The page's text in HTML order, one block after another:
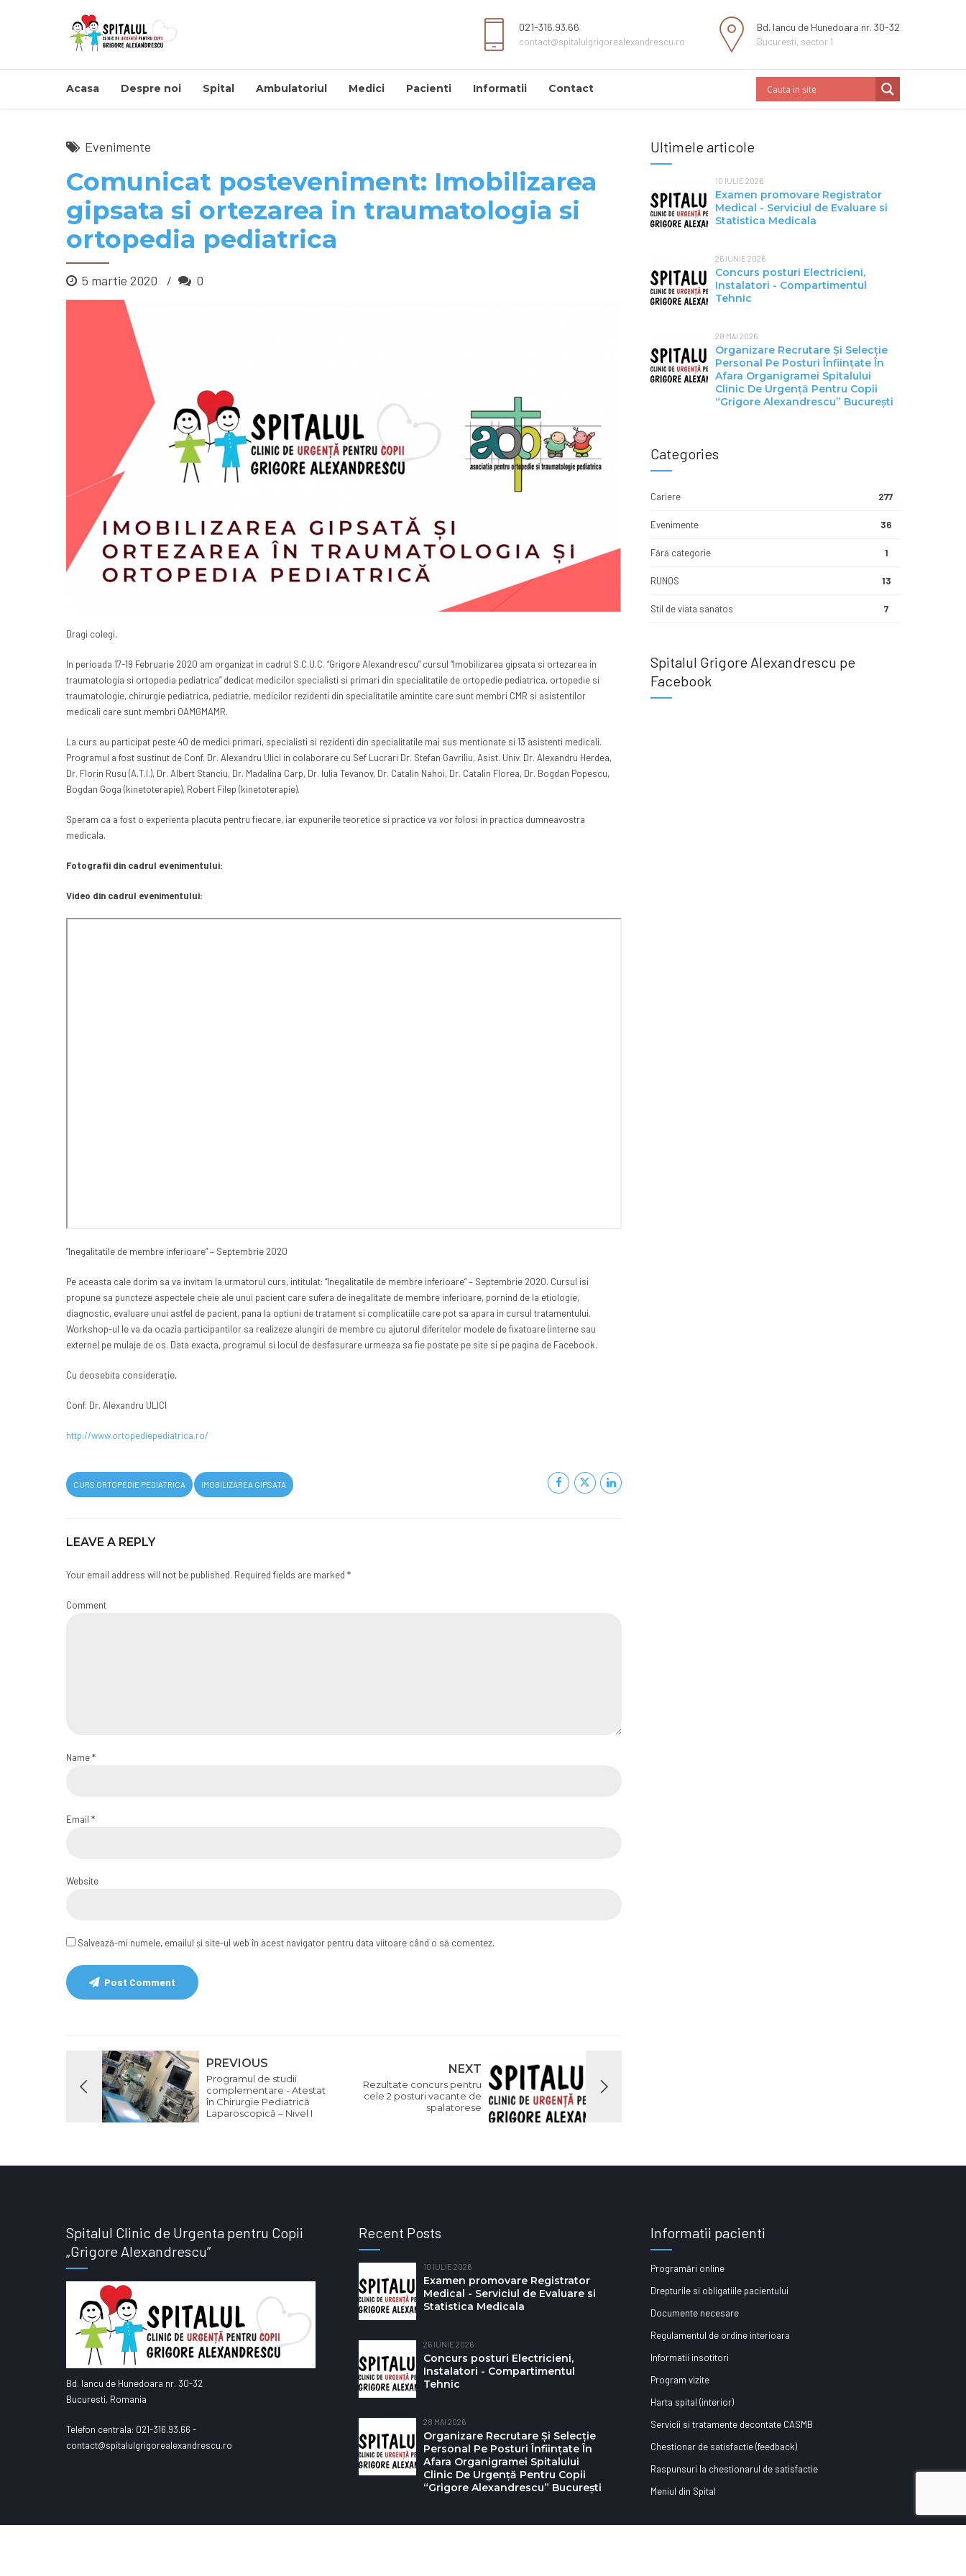
021-316.93.66
contact@spitalulgrigorealexandrescu.ro
Bd. Iancu de Hunedoara nr. 30-32
Bucuresti, sector 1
Acasa Despre noi Spital Ambulatoriul Medici Pacienti Informatii Contact
Evenimente
Comunicat posteveniment: Imobilizarea
gipsata si ortezarea in traumatologia si
ortopedia pediatrica
5 martie 2020 0
Dragi colegi,
In perioada 17-19 Februarie 2020 am organizat in cadrul S.C.U.C. “Grigore Alexandrescu” cursul “Imobilizarea gipsata si ortezarea in
traumatologia si ortopedia pediatrica” dedicat medicilor specialisti si primari din specialitatile de ortopedie pediatrica, ortopedie si
traumatologie, chirurgie pediatrica, pediatrie, medicilor rezidenti din specialitatile amintite care sunt membri CMR si asistentilor
medicali care sunt membri OAMGMAMR.
La curs au participat peste 40 de medici primari, specialisti si rezidenti din specialitatile mai sus mentionate si 13 asistenti medicali.
Programul a fost sustinut de Conf. Dr. Alexandru Ulici in colaborare cu Sef Lucrari Dr. Stefan Gavriliu, Asist. Univ. Dr. Alexandru Herdea,
Dr. Florin Rusu (A.T.I.), Dr. Albert Stanciu, Dr. Madalina Carp, Dr. Iulia Tevanov, Dr. Catalin Nahoi, Dr. Catalin Florea, Dr. Bogdan Popescu,
Bogdan Goga (kinetoterapie), Robert Filep (kinetoterapie).
Speram ca a fost o experienta placuta pentru fiecare, iar expunerile teoretice si practice va vor folosi in practica dumneavostra
medicala.
Fotografii din cadrul evenimentului:
Video din cadrul evenimentului:
“Inegalitatile de membre inferioare” – Septembrie 2020
Pe aceasta cale dorim sa va invitam la urmatorul curs, intitulat: “Inegalitatile de membre inferioare” – Septembrie 2020. Cursul isi
propune sa puncteze aspectele cheie ale unui pacient care sufera de inegalitate de membre inferioare, pornind de la etiologie,
diagnostic, evaluare unui astfel de pacient, pana la optiuni de tratament si complicatiile care pot sa apara in cursul tratamentului.
Workshop-ul le va da ocazia participantilor sa realizeze alungiri de membre cu ajutorul diferitelor modele de fixatoare (interne sau
externe) pe mulaje de os. Data exacta, programul si locul de desfasurare urmeaza sa fie postate pe site si pe pagina de Facebook.
Cu deosebita considerație,
Conf. Dr. Alexandru ULICI
http://www.ortopediepediatrica.ro/
CURS ORTOPEDIE PEDIATRICA IMOBILIZAREA GIPSATA
LEAVE A REPLY
Your email address will not be published. Required fields are marked *
Comment
Name *
Email *
Website
Salvează-mi numele, emailul și site-ul web în acest navigator pentru data viitoare când o să comentez.
Post Comment
PREVIOUS
Programul de studii
complementare - Atestat
în Chirurgie Pediatrică
Laparoscopică – Nivel I
NEXT
Rezultate concurs pentru
cele 2 posturi vacante de
spalatorese
Ultimele articole
10 IULIE 2026
Examen promovare Registrator
Medical - Serviciul de Evaluare si
Statistica Medicala
26 IUNIE 2026
Concurs posturi Electricieni,
Instalatori - Compartimentul
Tehnic
28 MAI 2026
Organizare Recrutare Și Selecție
Personal Pe Posturi Înființate În
Afara Organigramei Spitalului
Clinic De Urgență Pentru Copii
“Grigore Alexandrescu” Bucureşti
Categories
Cariere 277
Evenimente 36
Fără categorie 1
RUNOS 13
Stil de viata sanatos 7
Spitalul Grigore Alexandrescu pe
Facebook
Spitalul Clinic de Urgenta pentru Copii
„Grigore Alexandrescu”
Bd. Iancu de Hunedoara nr. 30-32
Bucuresti, Romania
Telefon centrala: 021-316.93.66 -
contact@spitalulgrigorealexandrescu.ro
Recent Posts
10 IULIE 2026
Examen promovare Registrator
Medical - Serviciul de Evaluare si
Statistica Medicala
26 IUNIE 2026
Concurs posturi Electricieni,
Instalatori - Compartimentul
Tehnic
28 MAI 2026
Organizare Recrutare Și Selecție
Personal Pe Posturi Înființate În
Afara Organigramei Spitalului
Clinic De Urgență Pentru Copii
“Grigore Alexandrescu” Bucureşti
Informatii pacienti
Programări online
Drepturile si obligatiile pacientului
Documente necesare
Regulamentul de ordine interioara
Informatii insotitori
Program vizite
Harta spital (interior)
Servicii si tratamente decontate CASMB
Chestionar de satisfactie (feedback)
Raspunsuri la chestionarul de satisfactie
Meniul din Spital